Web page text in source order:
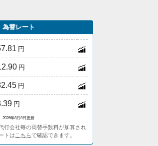
為替レート
円
円
円
円
2026年8月8日更新
行会社毎の両替手数料が加算され
トは こちらで確認できます。